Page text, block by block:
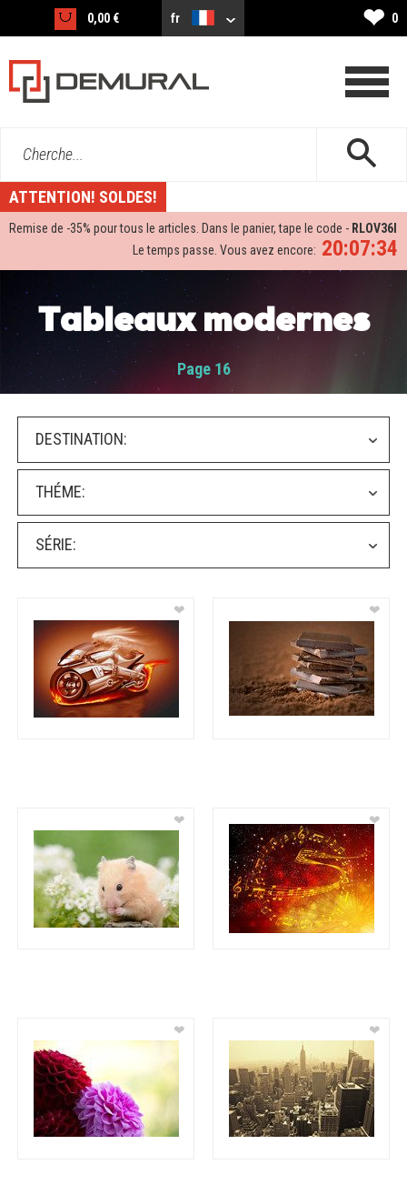
0,00 € fr ❤ 0
Cherche...
ATTENTION! SOLDES!
Remise de -35% pour tous le articles. Dans le panier, tape le code - RLOV36I
20:07:33
Le temps passe. Vous avez encore:
Tableaux modernes
Page 16
DESTINATION:
THÉME:
SÉRIE:
❤ ❤
❤ ❤
❤ ❤